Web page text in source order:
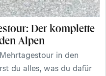
Der komplette
Alpen
in den
du alles, was du dafür